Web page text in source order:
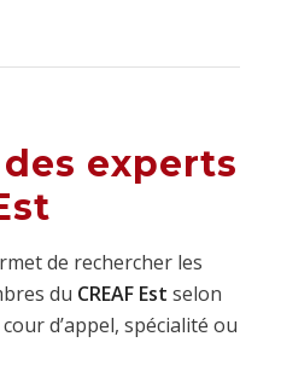
experts
de rechercher les
du CREAF Est selon
d’appel, spécialité ou